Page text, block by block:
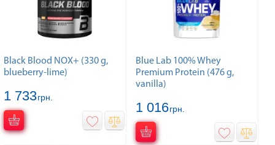
Black Blood NOX+ (330 g,
blueberry-lime)
1 733грн.
Blue Lab 100% Whey
Premium Protein (476 g,
vanilla)
1 016грн.